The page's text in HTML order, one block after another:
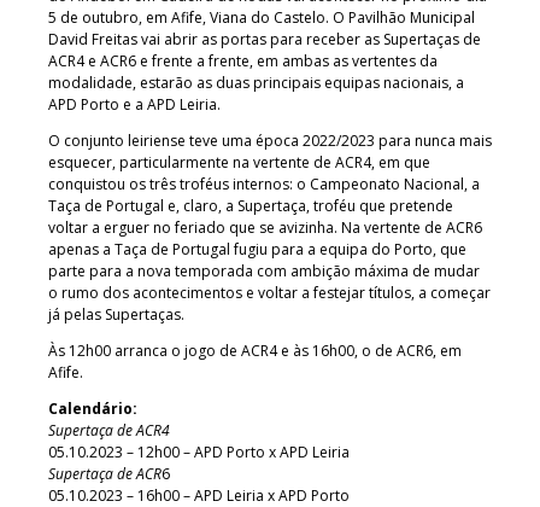
5 de outubro, em Afife, Viana do Castelo. O Pavilhão Municipal
David Freitas vai abrir as portas para receber as Supertaças de
ACR4 e ACR6 e frente a frente, em ambas as vertentes da
modalidade, estarão as duas principais equipas nacionais, a
APD Porto e a APD Leiria.
O conjunto leiriense teve uma época 2022/2023 para nunca mais
esquecer, particularmente na vertente de ACR4, em que
conquistou os três troféus internos: o Campeonato Nacional, a
Taça de Portugal e, claro, a Supertaça, troféu que pretende
voltar a erguer no feriado que se avizinha. Na vertente de ACR6
apenas a Taça de Portugal fugiu para a equipa do Porto, que
parte para a nova temporada com ambição máxima de mudar
o rumo dos acontecimentos e voltar a festejar títulos, a começar
já pelas Supertaças.
Às 12h00 arranca o jogo de ACR4 e às 16h00, o de ACR6, em
Afife.
Calendário:
Supertaça de ACR4
05.10.2023 – 12h00 – APD Porto x APD Leiria
Supertaça de ACR6
05.10.2023 – 16h00 – APD Leiria x APD Porto